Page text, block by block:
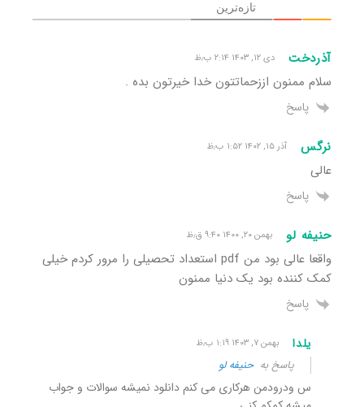
تازه‌ترین
آذردخت دی ۱۲, ۱۴۰۳ ۲:۱۴ ب٫ظ
سلام ممنون اززحماتتون خدا خیرتون بده .
پاسخ
نرگس آذر ۱۵, ۱۴۰۲ ۱:۵۲ ب٫ظ
عالی
پاسخ
حنیفه لو بهمن ۲۰, ۱۴۰۰ ۹:۴۰ ق٫ظ
واقعا عالی بود من pdf استعداد تحصیلی را مرور کردم خیلی
کمک کننده بود یک دنیا ممنون
پاسخ
یلدا بهمن ۷, ۱۴۰۳ ۱:۱۹ ب٫ظ
پاسخ بهحنیفه لو
س ودرودمن هرکاری می کنم دانلود نمیشه سوالات و جواب